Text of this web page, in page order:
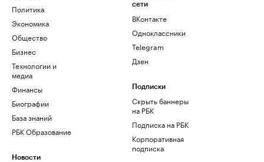
Политика
Экономика
Общество
Бизнес
Технологии и
медиа
Финансы
Биографии
База знаний
РБК Образование
Новости
сети
ВКонтакте
Одноклассники
Telegram
Дзен
Подписки
Скрыть баннеры
на РБК
Подписка на РБК
Корпоративная
подписка